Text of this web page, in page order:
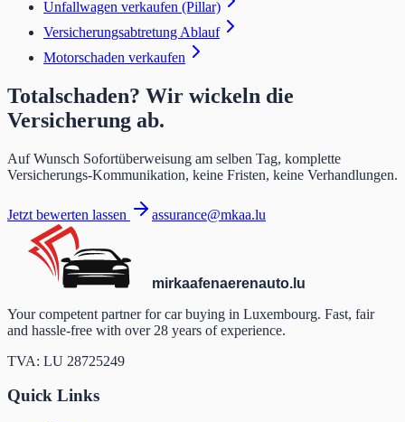
Unfallwagen verkaufen (Pillar)
Versicherungsabtretung Ablauf
Motorschaden verkaufen
Totalschaden? Wir wickeln die
Versicherung ab.
Auf Wunsch Sofortüberweisung am selben Tag, komplette
Versicherungs-Kommunikation, keine Fristen, keine Verhandlungen.
Jetzt bewerten lassen assurance@mkaa.lu
mirkaafenaerenauto.lu
Your competent partner for car buying in Luxembourg. Fast, fair
and hassle-free with over 28 years of experience.
TVA: LU 28725249
Quick Links